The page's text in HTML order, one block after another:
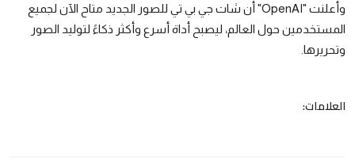
وأعلنت "OpenAI" أن شات جي بي تي للصور الجديد متاح الآن لجميع
المستخدمين حول العالم، ليصبح أداة أسرع وأكثر ذكاءً لتوليد الصور
وتحريرها.
العلامات: